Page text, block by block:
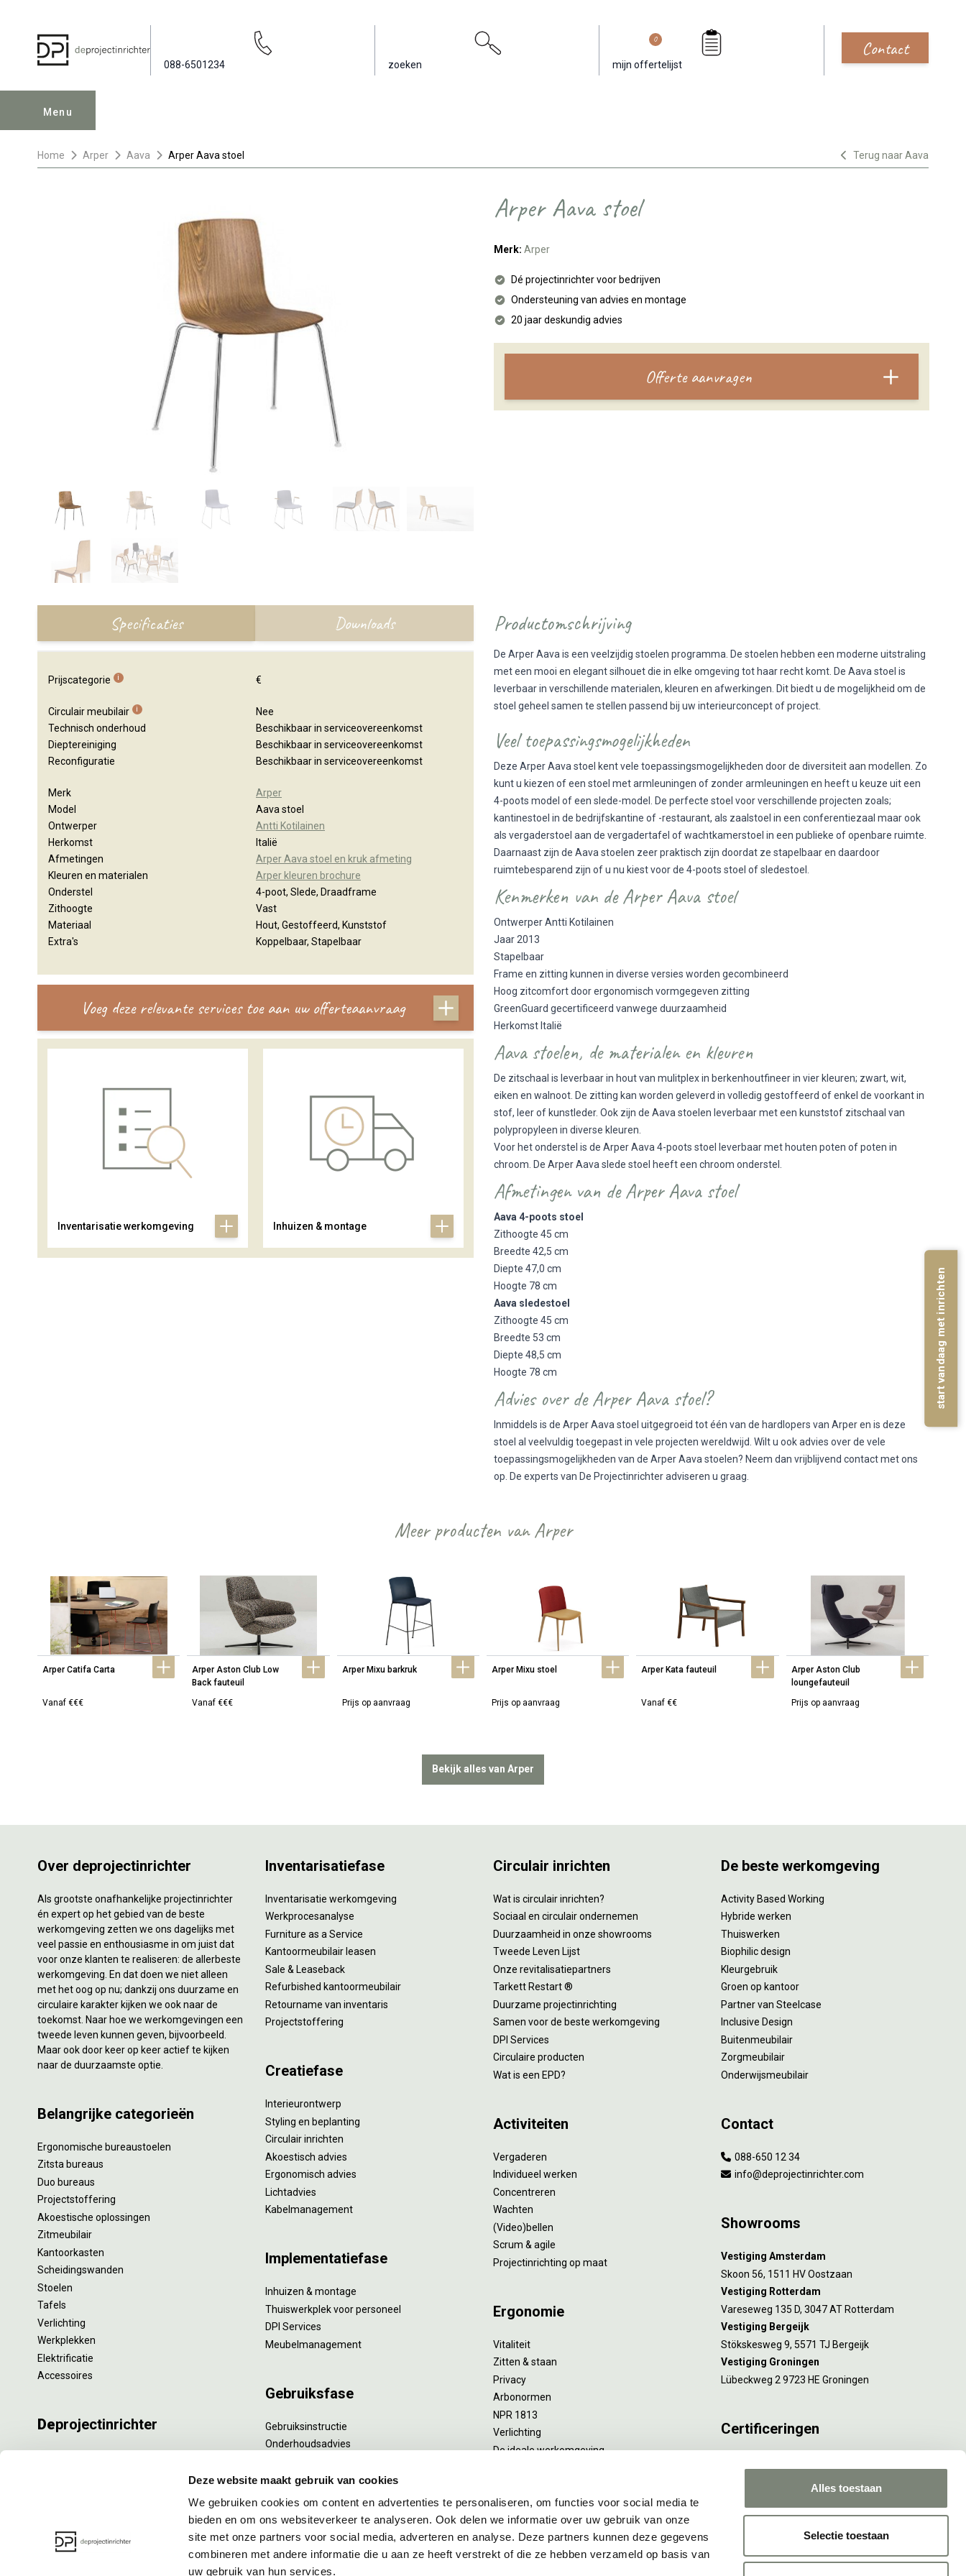
Deze website maakt gebruik van cookies
We gebruiken cookies om content en advertenties te personaliseren, om functies voor social media te
bieden en om ons websiteverkeer te analyseren. Ook delen we informatie over uw gebruik van onze
site met onze partners voor social media, adverteren en analyse. Deze partners kunnen deze gegevens
combineren met andere informatie die u aan ze heeft verstrekt of die ze hebben verzameld op basis van
uw gebruik van hun services.
Alles toestaan
Selectie toestaan
088-6501234 zoeken mijn offertelijst
0 Contact
Menu
Home Arper Aava Arper Aava stoel Terug naar Aava
Arper Aava stoel
Merk: Arper
Dé projectinrichter voor bedrijven
Ondersteuning van advies en montage
20 jaar deskundig advies
Offerte aanvragen
Specificaties Downloads
Prijscategorie i €
Circulair meubilair i
Nee
Technisch onderhoud
Beschikbaar in serviceovereenkomst
Dieptereiniging
Beschikbaar in serviceovereenkomst
Reconfiguratie
Beschikbaar in serviceovereenkomst
Merk
Arper
Model
Aava stoel
Ontwerper
Antti Kotilainen
Herkomst
Italië
Afmetingen
Arper Aava stoel en kruk afmeting
Kleuren en materialen
Arper kleuren brochure
Onderstel
4-poot, Slede, Draadframe
Zithoogte
Vast
Materiaal
Hout, Gestoffeerd, Kunststof
Extra's
Koppelbaar, Stapelbaar
Voeg deze relevante services toe aan uw offerteaanvraag
Inventarisatie werkomgeving Inhuizen & montage
Productomschrijving
De Arper Aava is een veelzijdig stoelen programma. De stoelen hebben een moderne uitstraling
met een mooi en elegant silhouet die in elke omgeving tot haar recht komt. De Aava stoel is
leverbaar in verschillende materialen, kleuren en afwerkingen. Dit biedt u de mogelijkheid om de
stoel geheel samen te stellen passend bij uw interieurconcept of project.
Veel toepassingsmogelijkheden
Deze Arper Aava stoel kent vele toepassingsmogelijkheden door de diversiteit aan modellen. Zo
kunt u kiezen of een stoel met armleuningen of zonder armleuningen en heeft u keuze uit een
4-poots model of een slede-model. De perfecte stoel voor verschillende projecten zoals;
kantinestoel in de bedrijfskantine of -restaurant, als zaalstoel in een conferentiezaal maar ook
als vergaderstoel aan de vergadertafel of wachtkamerstoel in een publieke of openbare ruimte.
Daarnaast zijn de Aava stoelen zeer praktisch zijn doordat ze stapelbaar en daardoor
ruimtebesparend zijn of u nu kiest voor de 4-poots stoel of sledestoel.
Kenmerken van de Arper Aava stoel
Ontwerper Antti Kotilainen
Jaar 2013
Stapelbaar
Frame en zitting kunnen in diverse versies worden gecombineerd
Hoog zitcomfort door ergonomisch vormgegeven zitting
GreenGuard gecertificeerd vanwege duurzaamheid
Herkomst Italië
Aava stoelen, de materialen en kleuren
De zitschaal is leverbaar in hout van mulitplex in berkenhoutfineer in vier kleuren; zwart, wit,
eiken en walnoot. De zitting kan worden geleverd in volledig gestoffeerd of enkel de voorkant in
stof, leer of kunstleder. Ook zijn de Aava stoelen leverbaar met een kunststof zitschaal van
polypropyleen in diverse kleuren.
Voor het onderstel is de Arper Aava 4-poots stoel leverbaar met houten poten of poten in
chroom. De Arper Aava slede stoel heeft een chroom onderstel.
Afmetingen van de Arper Aava stoel
Aava 4-poots stoel
Zithoogte 45 cm
Breedte 42,5 cm
Diepte 47,0 cm
Hoogte 78 cm
Aava sledestoel
Zithoogte 45 cm
Breedte 53 cm
Diepte 48,5 cm
Hoogte 78 cm
Advies over de Arper Aava stoel?
Inmiddels is de Arper Aava stoel uitgegroeid tot één van de hardlopers van Arper en is deze
stoel al veelvuldig toegepast in vele projecten wereldwijd. Wilt u ook advies over de vele
toepassingsmogelijkheden van de Arper Aava stoelen? Neem dan vrijblijvend contact met ons
op. De experts van De Projectinrichter adviseren u graag.
Meer producten van Arper
Arper Catifa Carta
Vanaf €€€
Arper Aston Club Low
Back fauteuil
Vanaf €€€
Arper Mixu barkruk
Prijs op aanvraag
Arper Mixu stoel
Prijs op aanvraag
Arper Kata fauteuil
Vanaf €€
Arper Aston Club
loungefauteuil
Prijs op aanvraag
Bekijk alles van Arper
Over deprojectinrichter
Als grootste onafhankelijke projectinrichter
én expert op het gebied van de beste
werkomgeving zetten we ons dagelijks met
veel passie en enthousiasme in om juist dat
voor onze klanten te realiseren: de allerbeste
werkomgeving. En dat doen we niet alleen
met het oog op nu; dankzij ons duurzame en
circulaire karakter kijken we ook naar de
toekomst. Naar hoe we werkomgevingen een
tweede leven kunnen geven, bijvoorbeeld.
Maar ook door keer op keer actief te kijken
naar de duurzaamste optie.
Belangrijke categorieën
Ergonomische bureaustoelen
Zitsta bureaus
Duo bureaus
Projectstoffering
Akoestische oplossingen
Zitmeubilair
Kantoorkasten
Scheidingswanden
Stoelen
Tafels
Verlichting
Werkplekken
Elektrificatie
Accessoires
Deprojectinrichter
Inventarisatiefase
Inventarisatie werkomgeving
Werkprocesanalyse
Furniture as a Service
Kantoormeubilair leasen
Sale & Leaseback
Refurbished kantoormeubilair
Retourname van inventaris
Projectstoffering
Creatiefase
Interieurontwerp
Styling en beplanting
Circulair inrichten
Akoestisch advies
Ergonomisch advies
Lichtadvies
Kabelmanagement
Implementatiefase
Inhuizen & montage
Thuiswerkplek voor personeel
DPI Services
Meubelmanagement
Gebruiksfase
Gebruiksinstructie
Onderhoudsadvies
Specialistische reiniging
Refurbishment
Interne verhuizing
Circulair inrichten
Wat is circulair inrichten?
Sociaal en circulair ondernemen
Duurzaamheid in onze showrooms
Tweede Leven Lijst
Onze revitalisatiepartners
Tarkett Restart ®
Duurzame projectinrichting
Samen voor de beste werkomgeving
DPI Services
Circulaire producten
Wat is een EPD?
Activiteiten
Vergaderen
Individueel werken
Concentreren
Wachten
(Video)bellen
Scrum & agile
Projectinrichting op maat
Ergonomie
Vitaliteit
Zitten & staan
Privacy
Arbonormen
NPR 1813
Verlichting
De ideale werkomgeving
De beste werkomgeving
Activity Based Working
Hybride werken
Thuiswerken
Biophilic design
Kleurgebruik
Groen op kantoor
Partner van Steelcase
Inclusive Design
Buitenmeubilair
Zorgmeubilair
Onderwijsmeubilair
Contact
088-650 12 34
info@deprojectinrichter.com
Showrooms
Vestiging Amsterdam
Skoon 56, 1511 HV Oostzaan
Vestiging Rotterdam
Vareseweg 135 D, 3047 AT Rotterdam
Vestiging Bergeijk
Stökskesweg 9, 5571 TJ Bergeijk
Vestiging Groningen
Lübeckweg 2 9723 HE Groningen
Certificeringen
Rotterdam en Culemborg.
start vandaag met inrichten